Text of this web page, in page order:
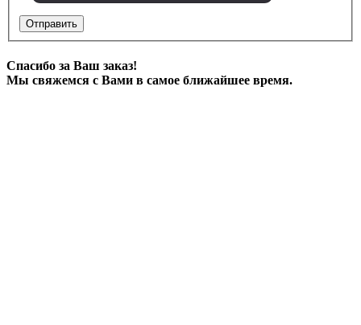
Отправить
Спасибо за Ваш заказ!
Мы свяжемся с Вами в самое ближайшее время.